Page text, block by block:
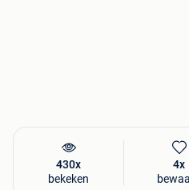
430x
bekeken
4x